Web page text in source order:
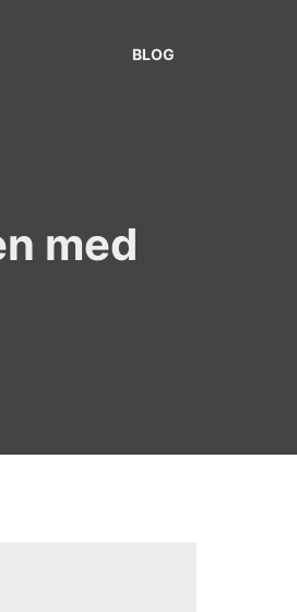
BLOG
med